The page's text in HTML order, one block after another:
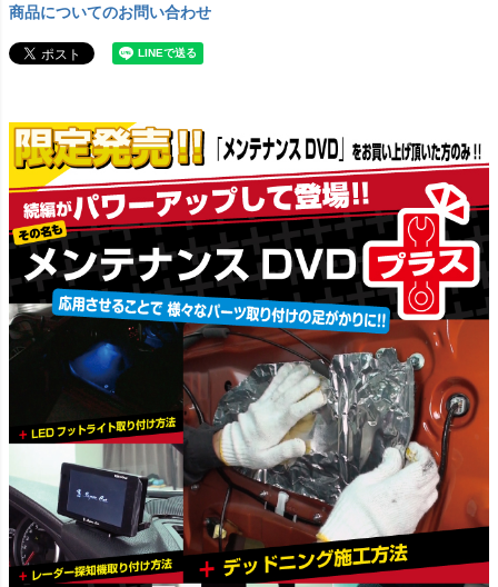
商品についてのお問い合わせ